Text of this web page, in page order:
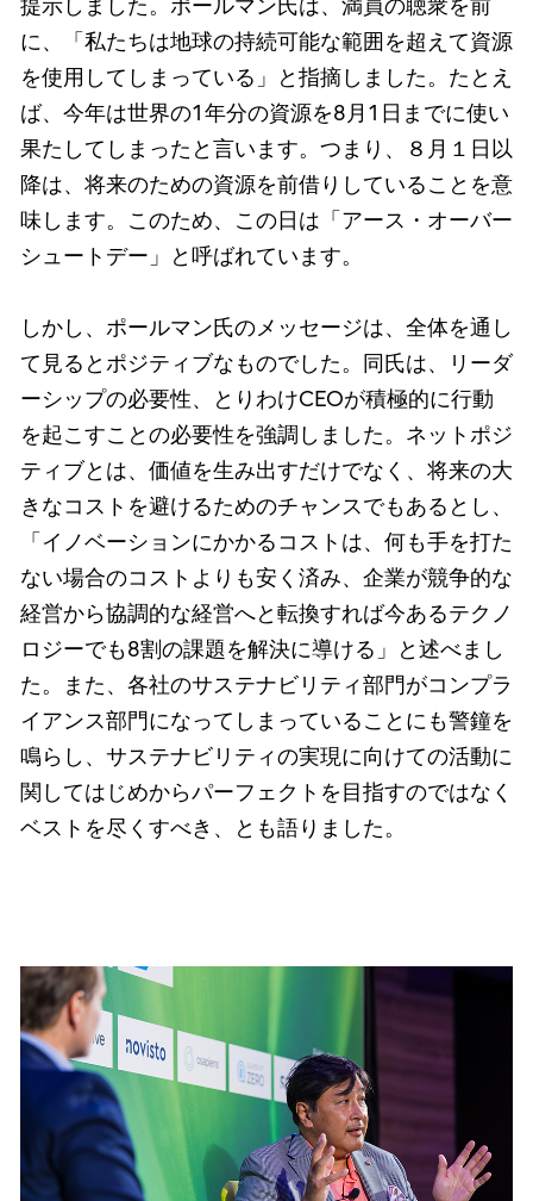
提示しました。ポールマン氏は、満員の聴衆を前
に、「私たちは地球の持続可能な範囲を超えて資源
を使用してしまっている」と指摘しました。たとえ
ば、今年は世界の1年分の資源を8月1日までに使い
果たしてしまったと言います。つまり、８月１日以
降は、将来のための資源を前借りしていることを意
味します。このため、この日は「アース・オーバー
シュートデー」と呼ばれています。
しかし、ポールマン氏のメッセージは、全体を通し
て見るとポジティブなものでした。同氏は、リーダ
ーシップの必要性、とりわけCEOが積極的に行動
を起こすことの必要性を強調しました。ネットポジ
ティブとは、価値を生み出すだけでなく、将来の大
きなコストを避けるためのチャンスでもあるとし、
「イノベーションにかかるコストは、何も手を打た
ない場合のコストよりも安く済み、企業が競争的な
経営から協調的な経営へと転換すれば今あるテクノ
ロジーでも8割の課題を解決に導ける」と述べまし
た。また、各社のサステナビリティ部門がコンプラ
イアンス部門になってしまっていることにも警鐘を
鳴らし、サステナビリティの実現に向けての活動に
関してはじめからパーフェクトを目指すのではなく
ベストを尽くすべき、とも語りました。